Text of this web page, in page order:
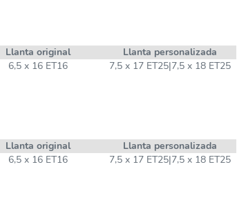
Llanta original
Llanta personalizada
6,5 x 16 ET16 7,5 x 17 ET25|7,5 x 18 ET25
Llanta original
Llanta personalizada
6,5 x 16 ET16 7,5 x 17 ET25|7,5 x 18 ET25